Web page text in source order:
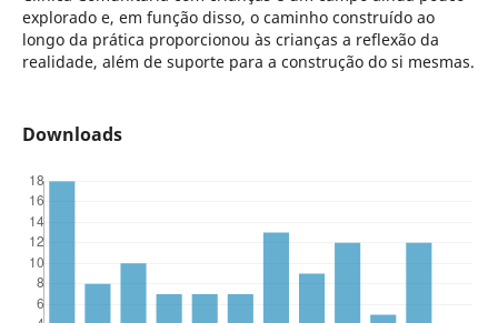
explorado e, em função disso, o caminho construído ao
longo da prática proporcionou às crianças a reflexão da
realidade, além de suporte para a construção do si mesmas.
Downloads